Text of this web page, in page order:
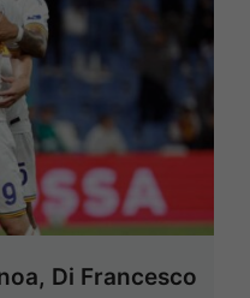
Di Francesco